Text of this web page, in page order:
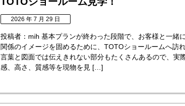
2026 年 7 月 29 日
投稿者：mih 基本プランが終わった段階で、お客様と一緒
関係のイメージを固めるために、TOTOショールームへ訪れ
言葉と図面では伝えきれない部分もたくさんあるので、実
感、高さ、質感等を現物を見 […]